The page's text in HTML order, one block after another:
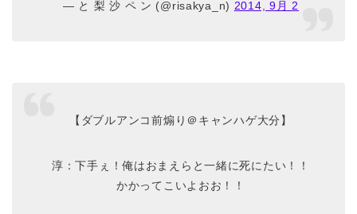
— と 梨 沙 ペ ン (@risakya_n) 2014, 9月 2
【ダブルアンコ前煽り＠キャンハゲ大分】
淳：下手ぇ！俺はおまえらと一緒に死にたい！！
かかってこいよおお！！